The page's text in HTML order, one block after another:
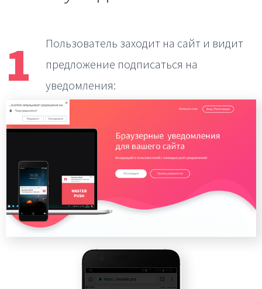
1 Пользователь заходит на сайт и видит
предложение подписаться на
уведомления: